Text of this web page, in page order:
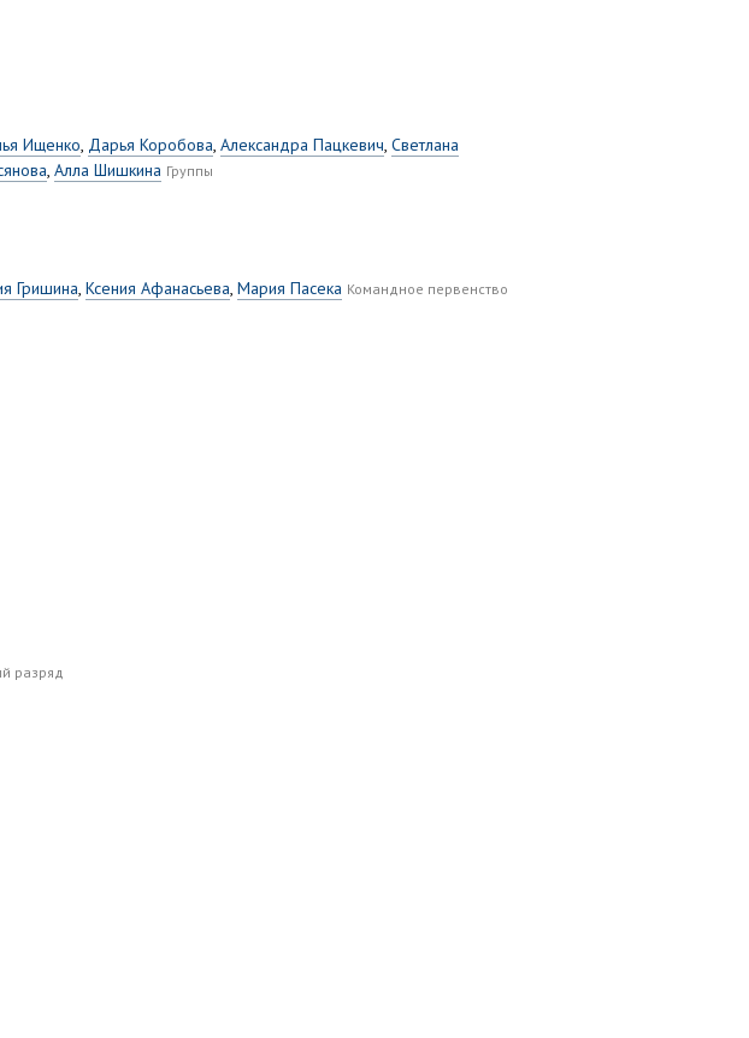
Ищенко, Дарья Коробова, Александра Пацкевич, Светлана
, Алла Шишкина Группы
Гришина, Ксения Афанасьева, Мария Пасека Командное первенство
разряд